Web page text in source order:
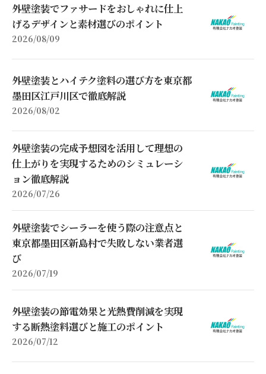
外壁塗装でファサードをおしゃれに仕上
げるデザインと素材選びのポイント
2026/08/09
外壁塗装とハイテク塗料の選び方を東京都
墨田区江戸川区で徹底解説
2026/08/02
外壁塗装の完成予想図を活用して理想の
仕上がりを実現するためのシミュレーシ
ョン徹底解説
2026/07/26
外壁塗装でシーラーを使う際の注意点と
東京都墨田区新島村で失敗しない業者選
び
2026/07/19
外壁塗装の節電効果と光熱費削減を実現
する断熱塗料選びと施工のポイント
2026/07/12